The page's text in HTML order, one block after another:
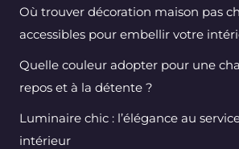
Où trouver décoration maison pas
accessibles pour embellir votre
Quelle couleur adopter pour une
repos et à la détente ?
Luminaire chic : l’élégance au
intérieur